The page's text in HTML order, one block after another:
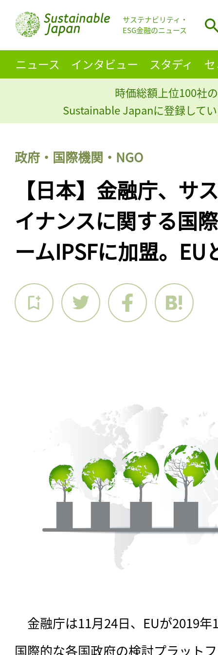
サステナビリティ・
ESG金融のニュース
ニュース インタビュー スタディ
時価総額上位100社
Sustainable Japanに登録して
政府・国際機関・NGO
【日本】金融庁、サ
イナンスに関する国
ームIPSFに加盟。EU
金融庁は11月24日、EUが2019年
国際的な各国政府の検討プラット